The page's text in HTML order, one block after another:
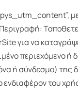
για να
περιεχόμενο ή
ή σύνδεσμο) της
ενδιαφέρον του